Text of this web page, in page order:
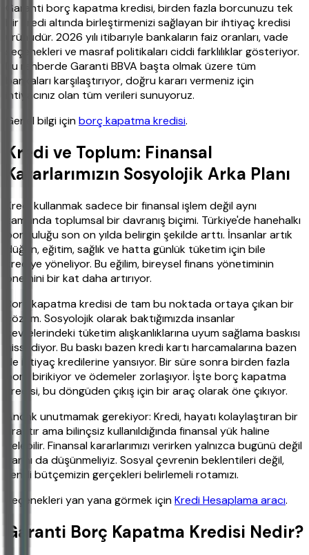
Garanti borç kapatma kredisi, birden fazla borcunuzu tek
bir kredi altında birleştirmenizi sağlayan bir ihtiyaç kredisi
ürünüdür. 2026 yılı itibarıyle bankaların faiz oranları, vade
seçenekleri ve masraf politikaları ciddi farklılıklar gösteriyor.
Bu rehberde Garanti BBVA başta olmak üzere tüm
bankaları karşılaştırıyor, doğru kararı vermeniz için
ihtiyacınız olan tüm verileri sunuyoruz.
Genel bilgi içinborç kapatma kredisi.
Kredi ve Toplum: Finansal
Kararlarımızın Sosyolojik Arka Planı
Kredi kullanmak sadece bir finansal işlem değil aynı
zamanda toplumsal bir davranış biçimi. Türkiye'de hanehalkı
borçluluğu son on yılda belirgin şekilde arttı. İnsanlar artık
düğün, eğitim, sağlık ve hatta günlük tüketim için bile
krediye yöneliyor. Bu eğilim, bireysel finans yönetiminin
önemini bir kat daha artırıyor.
Borç kapatma kredisi de tam bu noktada ortaya çıkan bir
çözüm. Sosyolojik olarak baktığımızda insanlar
çevrelerindeki tüketim alışkanlıklarına uyum sağlama baskısı
hissediyor. Bu baskı bazen kredi kartı harcamalarına bazen
de ihtiyaç kredilerine yansıyor. Bir süre sonra birden fazla
borç birikiyor ve ödemeler zorlaşıyor. İşte borç kapatma
kredisi, bu döngüden çıkış için bir araç olarak öne çıkıyor.
Ancak unutmamak gerekiyor: Kredi, hayatı kolaylaştıran bir
araçtır ama bilinçsiz kullanıldığında finansal yük haline
gelebilir. Finansal kararlarımızı verirken yalnızca bugünü değil
yarını da düşünmeliyiz. Sosyal çevrenin beklentileri değil,
kendi bütçemizin gerçekleri belirlemeli rotamızı.
Seçenekleri yan yana görmek içinKredi Hesaplama aracı.
Garanti Borç Kapatma Kredisi Nedir?